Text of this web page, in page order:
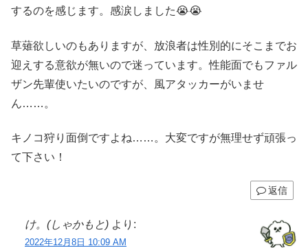
するのを感じます。感涙しました😭😭
草薙欲しいのもありますが、放浪者は性別的にそこまでお
迎えする意欲が無いので迷っています。性能面でもファル
ザン先輩使いたいのですが、風アタッカーがいませ
ん……。
キノコ狩り面倒ですよね……。大変ですが無理せず頑張っ
て下さい！
返信
け。(しゃかもと) より:
2022年12月8日 10:09 AM